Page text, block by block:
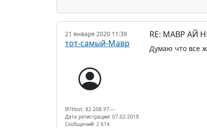
21 января 2020 11:39
тот-самый-Мавр
IP/Host: 82.208.97.---
Дата регистрации: 07.02.2018
Сообщений: 2 614
RE: МАВР АЙ
Думаю что все